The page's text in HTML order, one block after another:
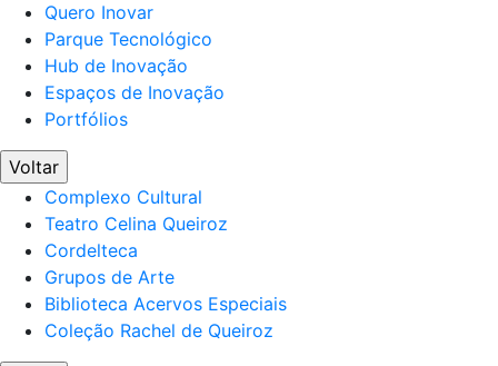
Quero Inovar
Parque Tecnológico
Hub de Inovação
Espaços de Inovação
Portfólios
Voltar
Complexo Cultural
Teatro Celina Queiroz
Cordelteca
Grupos de Arte
Biblioteca Acervos Especiais
Coleção Rachel de Queiroz